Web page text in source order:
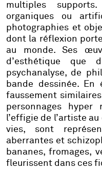
multiples
organiques ou
photographies et
dont la réflexion
au monde. Ses
d’esthétique que
psychanalyse, de
bande dessinée. En
faussement
personnages
l’effigie de l’artiste
vies, sont
aberrantes et
bananes, fromages,
fleurissent dans ces